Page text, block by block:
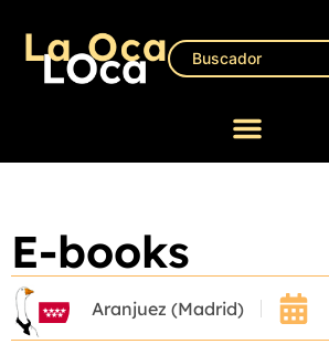
E-books
Aranjuez (Madrid)